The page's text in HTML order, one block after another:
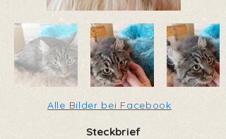
Alle Bilder bei Facebook
Steckbrief